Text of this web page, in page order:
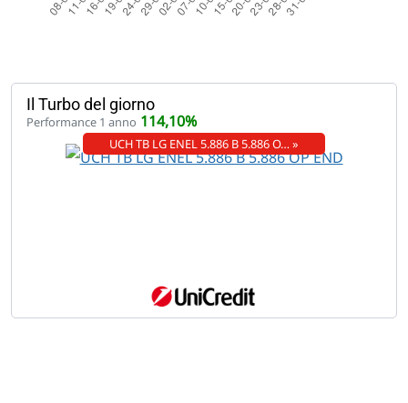
Il Turbo del giorno
Performance 1 anno 114,10%
UCH TB LG ENEL 5.886 B 5.886 O… »